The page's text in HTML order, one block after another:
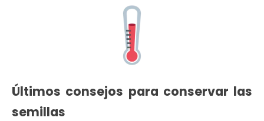
Últimos consejos para conservar las
semillas